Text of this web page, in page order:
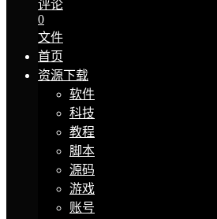
评论
0
文件
首页
资源下载
软件
科技
教程
脚本
源码
游戏
账号